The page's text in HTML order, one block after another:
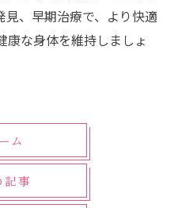
見、早期治療で、より快適
康な身体を維持しましょ
ム
記事